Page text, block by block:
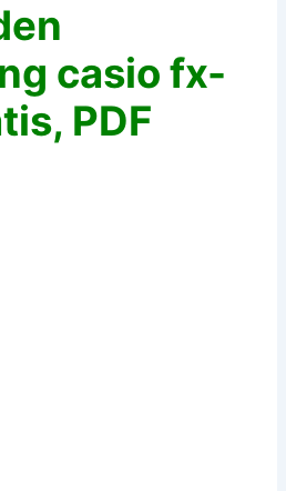
casio fx-
PDF